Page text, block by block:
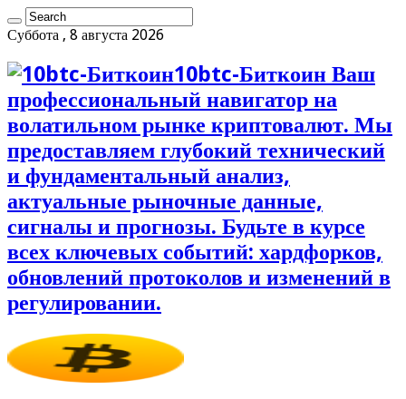
Суббота , 8 августа 2026
10btc-Биткоин Ваш
профессиональный навигатор на
волатильном рынке криптовалют. Мы
предоставляем глубокий технический
и фундаментальный анализ,
актуальные рыночные данные,
сигналы и прогнозы. Будьте в курсе
всех ключевых событий: хардфорков,
обновлений протоколов и изменений в
регулировании.